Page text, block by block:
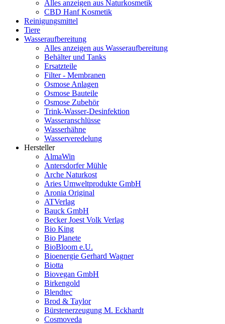
Alles anzeigen aus Naturkosmetik
CBD Hanf Kosmetik
Reinigungsmittel
Tiere
Wasseraufbereitung
Alles anzeigen aus Wasseraufbereitung
Behälter und Tanks
Ersatzteile
Filter - Membranen
Osmose Anlagen
Osmose Bauteile
Osmose Zubehör
Trink-Wasser-Desinfektion
Wasseranschlüsse
Wasserhähne
Wasserveredelung
Hersteller
AlmaWin
Antersdorfer Mühle
Arche Naturkost
Aries Umweltprodukte GmbH
Aronia Original
ATVerlag
Bauck GmbH
Becker Joest Volk Verlag
Bio King
Bio Planete
BioBloom e.U.
Bioenergie Gerhard Wagner
Biotta
Biovegan GmbH
Birkengold
Blendtec
Brod & Taylor
Bürstenerzeugung M. Eckhardt
Cosmoveda